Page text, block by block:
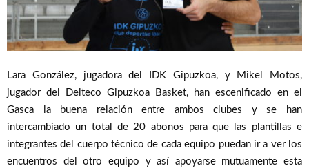
Lara González, jugadora del IDK Gipuzkoa, y Mikel Motos,
jugador del Delteco Gipuzkoa Basket, han escenificado en el
Gasca la buena relación entre ambos clubes y se han
intercambiado un total de 20 abonos para que las plantillas e
integrantes del cuerpo técnico de cada equipo puedan ir a ver los
encuentros del otro equipo y así apoyarse mutuamente esta